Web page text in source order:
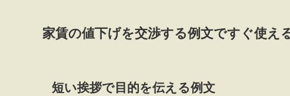
家賃の値下げを交渉する例文ですぐ使え
短い挨拶で目的を伝える例文